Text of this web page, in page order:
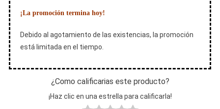
¡La promoción termina hoy!
Debido al agotamiento de las existencias, la promoción
está limitada en el tiempo.
¿Como calificarias este producto?
¡Haz clic en una estrella para calificarla!